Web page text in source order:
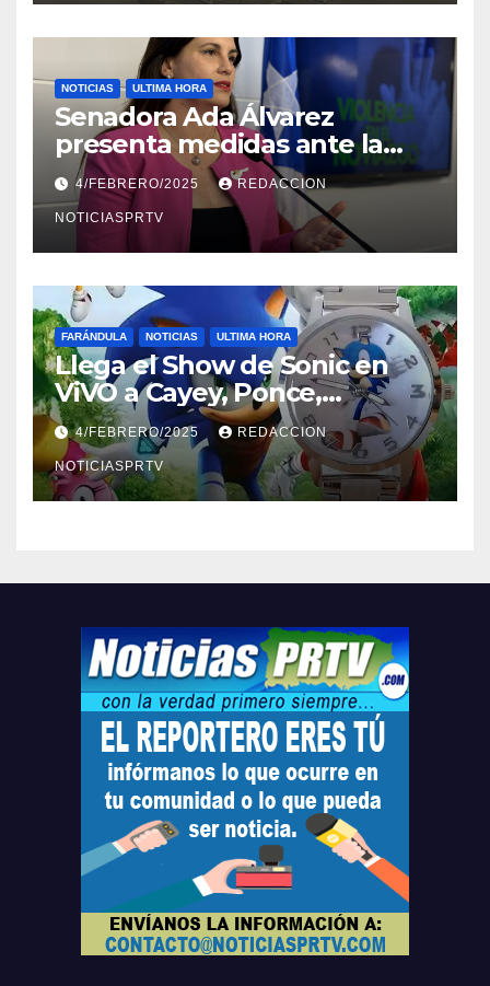
NOTICIAS ULTIMA HORA
Senadora Ada Álvarez
presenta medidas ante la
violencia en el noviazgo
4/FEBRERO/2025 REDACCION
NOTICIASPRTV
FARÁNDULA NOTICIAS ULTIMA HORA
Llega el Show de Sonic en
ViVO a Cayey, Ponce,
Barceloneta y Humacao,
Relojes gratis para el que
compre ahora….
4/FEBRERO/2025 REDACCION
NOTICIASPRTV